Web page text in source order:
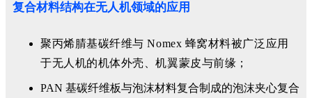
复合材料结构在无人机领域的应用
聚丙烯腈基碳纤维与 Nomex 蜂窝材料被广泛应用
于无人机的机体外壳、机翼蒙皮与前缘；
PAN 基碳纤维板与泡沫材料复合制成的泡沫夹心复合